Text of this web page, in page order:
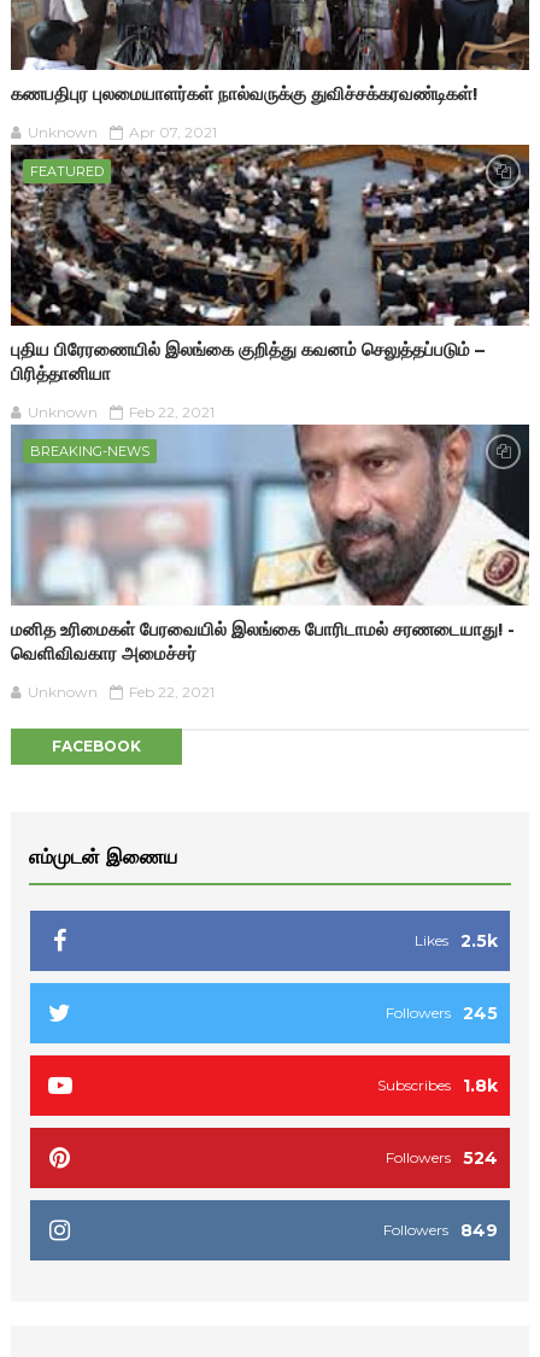
கணபதிபுர புலமையாளர்கள் நால்வருக்கு துவிச்சக்கரவண்டிகள்!
Unknown Apr 07, 2021
FEATURED
புதிய பிரேரணையில் இலங்கை குறித்து கவனம் செலுத்தப்படும் –
பிரித்தானியா
Unknown Feb 22, 2021
BREAKING-NEWS
மனித உரிமைகள் பேரவையில் இலங்கை போரிடாமல் சரணடையாது! -
வெளிவிவகார அமைச்சர்
Unknown Feb 22, 2021
FACEBOOK
எம்முடன் இணைய
2.5k
Likes
245
Followers
1.8k
Subscribes
524
Followers
849
Followers